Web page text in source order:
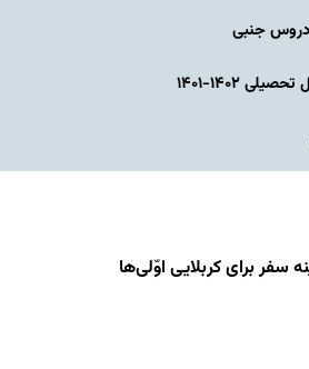
دروس جنبی
۱۴۰۲-۱۴۰۱
سفر برای کربلایی اوّلی‌ها